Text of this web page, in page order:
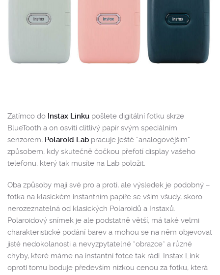
Zatímco do Instax Linku pošlete digitální fotku skrze
BlueTooth a on osvítí clitlivý papír svým speciálním
senzorem, Polaroid Lab pracuje ještě “analogovějším”
způsobem, kdy skutečně čočkou přefotí display vašeho
telefonu, který tak musíte na Lab položit.
Oba způsoby mají své pro a proti, ale výsledek je podobný –
fotka na klasickém instantním papíře se vším všudy, skoro
nerozeznatelná od klasických Polaroidů a Instaxů.
Polaroidový snímek je ale podstatně větší, má také velmi
charakteristické podání barev a mohou se na něm objevovat
jisté nedokolanosti a nevyzpytatelné “obrazce” a různé
chyby, které máme na instantní fotce tak rádi. Instax Link
oproti tomu boduje především nízkou cenou za fotku, která